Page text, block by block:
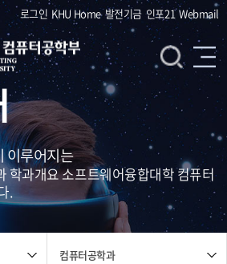
로그인 KHU Home 발전기금 인포21 Webmail
이루어지는
학과개요 소프트웨어융합대학 컴퓨터
.
컴퓨터공학과